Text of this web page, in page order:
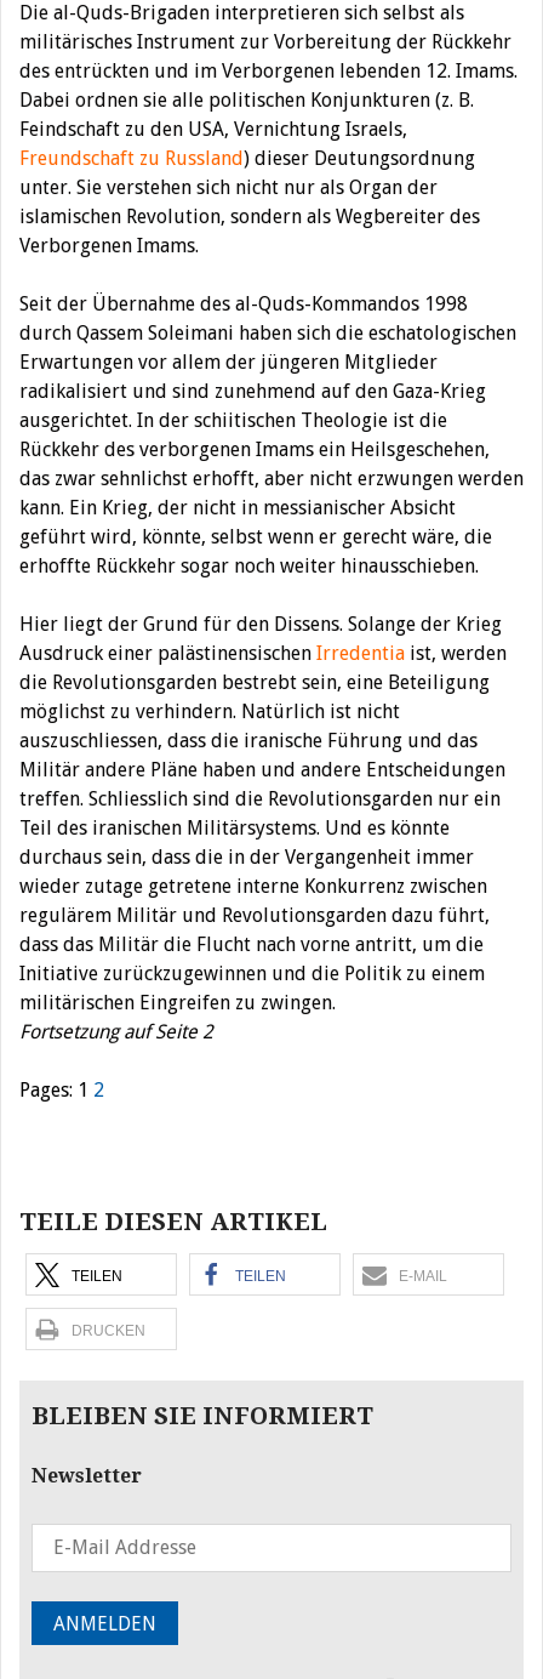
Die al-Quds-Brigaden interpretieren sich selbst als
militärisches Instrument zur Vorbereitung der Rückkehr
des entrückten und im Verborgenen lebenden 12. Imams.
Dabei ordnen sie alle politischen Konjunkturen (z. B.
Feindschaft zu den USA, Vernichtung Israels,
Freundschaft zu Russland) dieser Deutungsordnung
unter. Sie verstehen sich nicht nur als Organ der
islamischen Revolution, sondern als Wegbereiter des
Verborgenen Imams.
Seit der Übernahme des al-Quds-Kommandos 1998
durch Qassem Soleimani haben sich die eschatologischen
Erwartungen vor allem der jüngeren Mitglieder
radikalisiert und sind zunehmend auf den Gaza-Krieg
ausgerichtet. In der schiitischen Theologie ist die
Rückkehr des verborgenen Imams ein Heilsgeschehen,
das zwar sehnlichst erhofft, aber nicht erzwungen werden
kann. Ein Krieg, der nicht in messianischer Absicht
geführt wird, könnte, selbst wenn er gerecht wäre, die
erhoffte Rückkehr sogar noch weiter hinausschieben.
Hier liegt der Grund für den Dissens. Solange der Krieg
Ausdruck einer palästinensischen Irredentia ist, werden
die Revolutionsgarden bestrebt sein, eine Beteiligung
möglichst zu verhindern. Natürlich ist nicht
auszuschliessen, dass die iranische Führung und das
Militär andere Pläne haben und andere Entscheidungen
treffen. Schliesslich sind die Revolutionsgarden nur ein
Teil des iranischen Militärsystems. Und es könnte
durchaus sein, dass die in der Vergangenheit immer
wieder zutage getretene interne Konkurrenz zwischen
regulärem Militär und Revolutionsgarden dazu führt,
dass das Militär die Flucht nach vorne antritt, um die
Initiative zurückzugewinnen und die Politik zu einem
militärischen Eingreifen zu zwingen.
Fortsetzung auf Seite 2
Pages: 1 2
TEILE DIESEN ARTIKEL
TEILEN TEILEN E-MAIL
DRUCKEN
BLEIBEN SIE INFORMIERT
Newsletter